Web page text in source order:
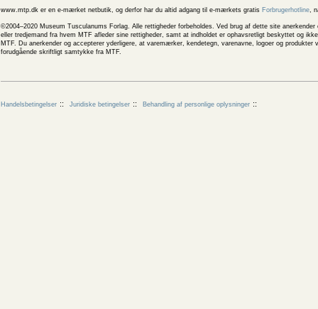
www.mtp.dk er en e-mærket netbutik, og derfor har du altid adgang til e-mærkets gratis Forbrugerhotline,
©2004–2020 Museum Tusculanums Forlag. Alle rettigheder forbeholdes. Ved brug af dette site
eller tredjemand fra hvem MTF afleder sine rettigheder, samt at indholdet er ophavsretligt beskyttet og
MTF. Du anerkender og accepterer yderligere, at varemærker, kendetegn, varenavne, logoer og
forudgående skriftligt samtykke fra MTF.
Handelsbetingelser Juridiske betingelser Behandling af personlige oplysninger